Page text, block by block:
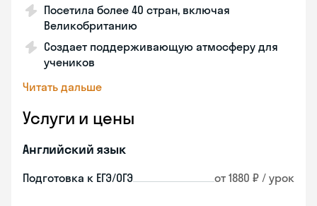
Посетила более 40 стран, включая
Великобританию
Создает поддерживающую атмосферу для
учеников
Читать дальше
Услуги и цены
Английский язык
Подготовка к ЕГЭ/ОГЭ от 1880 ₽ / урок